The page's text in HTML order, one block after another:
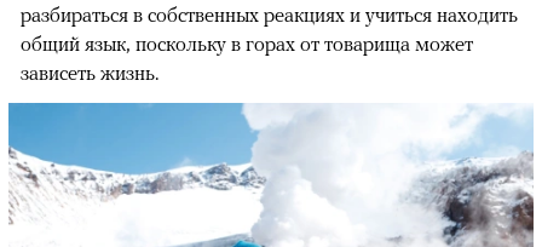
разбираться в собственных реакциях и учиться находить
общий язык, поскольку в горах от товарища может
зависеть жизнь.